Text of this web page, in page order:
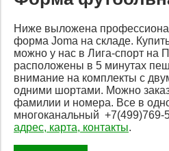
Ниже выложена
форма Joma на складе.
можно у нас в Лига-спорт на
расположены в 5 минутах
внимание на комплекты с
одними шортами. Можно
фамилии и номера. Все в
многоканальный +7(499)769-
адрес, карта, контакты.